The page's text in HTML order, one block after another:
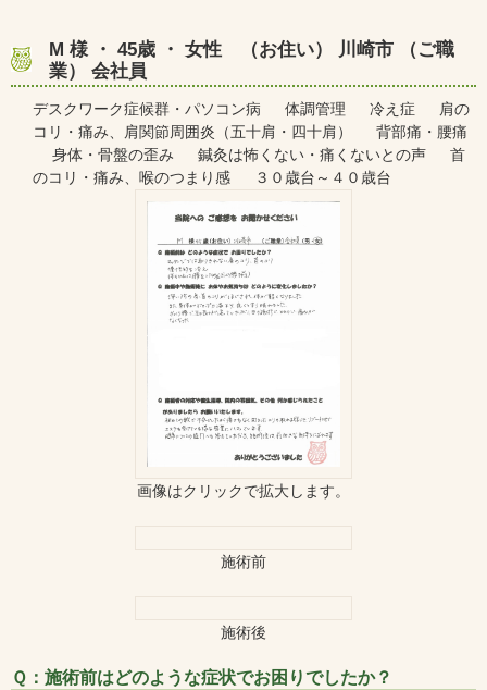
M 様 ・ 45歳 ・ 女性 （お住い） 川崎市 （ご職
業） 会社員
デスクワーク症候群・パソコン病 体調管理 冷え症 肩の
コリ・痛み、肩関節周囲炎（五十肩・四十肩） 背部痛・腰痛
身体・骨盤の歪み 鍼灸は怖くない・痛くないとの声 首
のコリ・痛み、喉のつまり感 ３０歳台～４０歳台
画像はクリックで拡大します。
施術前
施術後
Ｑ：施術前はどのような症状でお困りでしたか？